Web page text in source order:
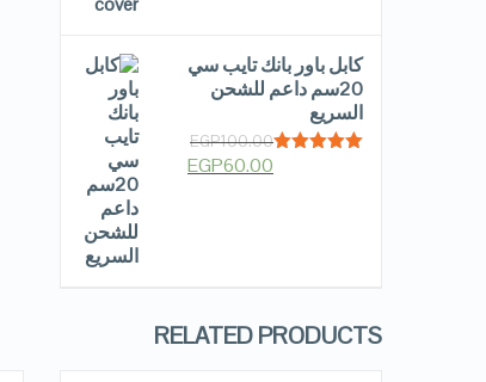
كابل باور بانك تايب سي
20سم داعم للشحن
السريع
EGP100.00
EGP60.00
RELATED PRODUCTS